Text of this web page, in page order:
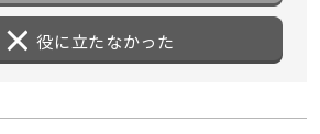
役に立たなかった